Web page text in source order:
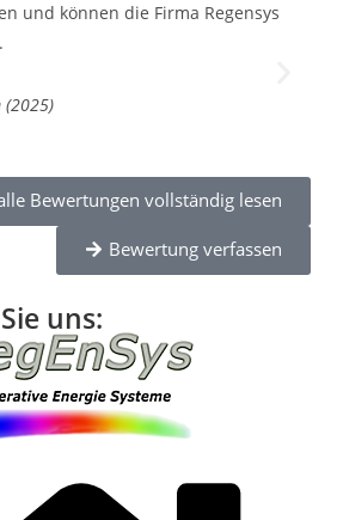
und können die Firma Regensys
(2025)
Bewertungen vollständig lesen
Bewertung verfassen
uns: